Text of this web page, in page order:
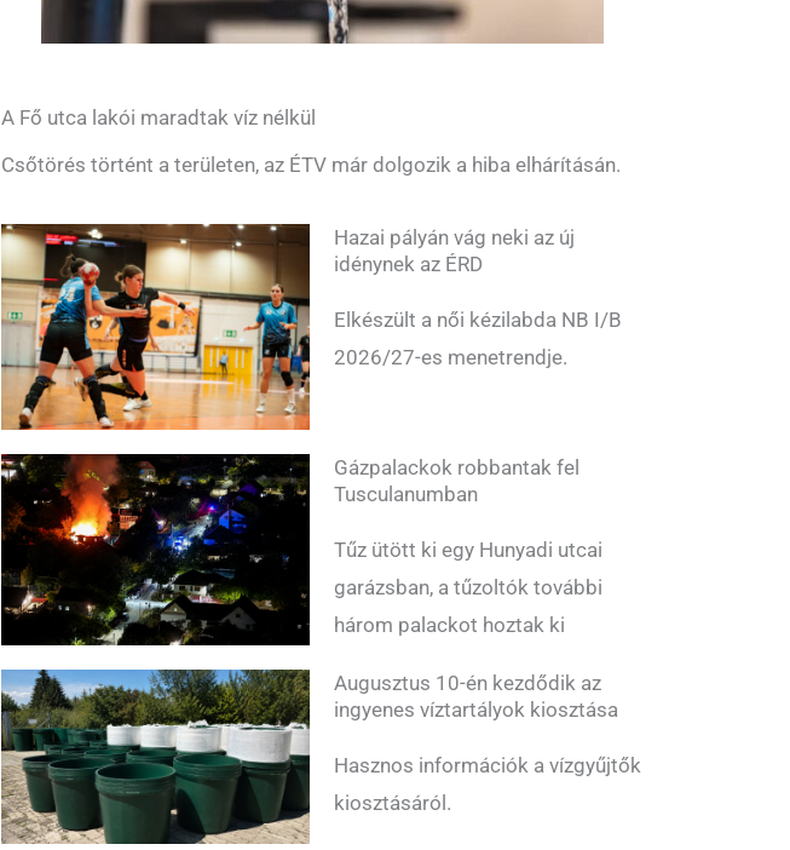
A Fő utca lakói maradtak víz nélkül
Csőtörés történt a területen, az ÉTV már dolgozik a hiba elhárításán.
Hazai pályán vág neki az új
idénynek az ÉRD
Elkészült a női kézilabda NB I/B
2026/27-es menetrendje.
Gázpalackok robbantak fel
Tusculanumban
Tűz ütött ki egy Hunyadi utcai
garázsban, a tűzoltók további
három palackot hoztak ki
Augusztus 10-én kezdődik az
ingyenes víztartályok kiosztása
Hasznos információk a vízgyűjtők
kiosztásáról.